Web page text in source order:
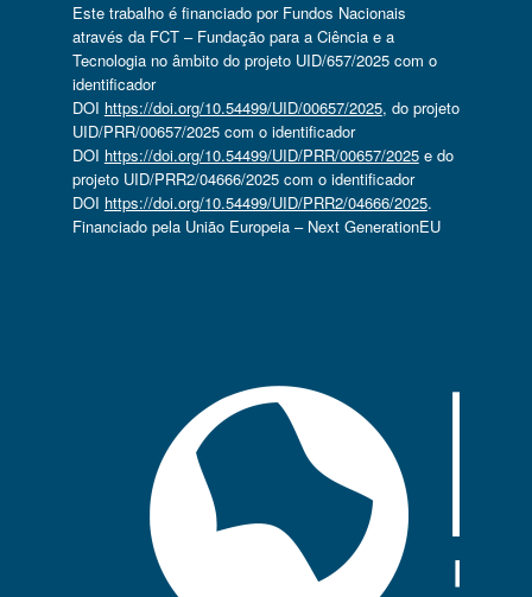
Este trabalho é financiado por Fundos Nacionais
através da FCT – Fundação para a Ciência e a
Tecnologia no âmbito do projeto UID/657/2025 com o
identificador
DOI https://doi.org/10.54499/UID/00657/2025, do projeto
UID/PRR/00657/2025 com o identificador
DOI https://doi.org/10.54499/UID/PRR/00657/2025e do
projeto UID/PRR2/04666/2025 com o identificador
DOI https://doi.org/10.54499/UID/PRR2/04666/2025.
Financiado pela União Europeia – Next GenerationEU